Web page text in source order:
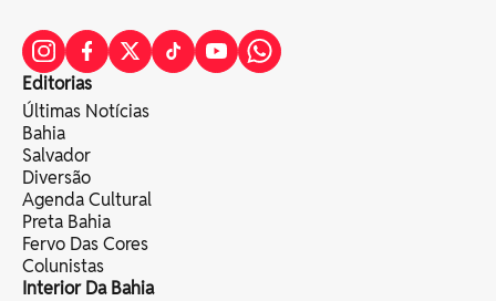
Editorias
Últimas Notícias
Bahia
Salvador
Diversão
Agenda Cultural
Preta Bahia
Fervo Das Cores
Colunistas
Interior Da Bahia